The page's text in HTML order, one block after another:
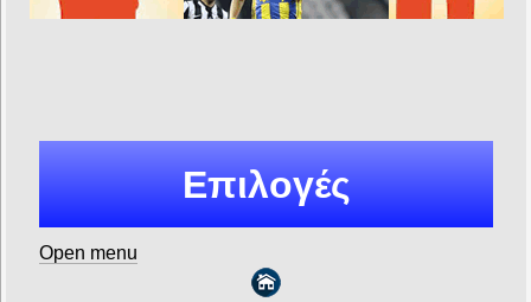
Επιλογές
Open menu